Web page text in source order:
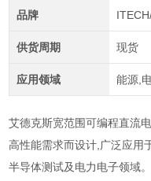
品牌
供货周期 现货
应用领域 能源,
艾德克斯宽范围可编程直流
高性能需求而设计,广泛应用
半导体测试及电力电子领域